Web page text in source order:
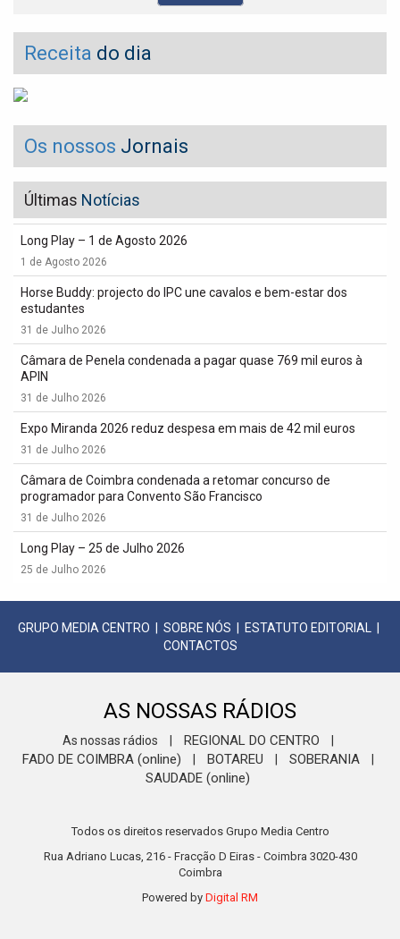
Receita do dia
Os nossos Jornais
Últimas Notícias
Long Play – 1 de Agosto 2026
1 de Agosto 2026
Horse Buddy: projecto do IPC une cavalos e bem-estar dos
estudantes
31 de Julho 2026
Câmara de Penela condenada a pagar quase 769 mil euros à
APIN
31 de Julho 2026
Expo Miranda 2026 reduz despesa em mais de 42 mil euros
31 de Julho 2026
Câmara de Coimbra condenada a retomar concurso de
programador para Convento São Francisco
31 de Julho 2026
Long Play – 25 de Julho 2026
25 de Julho 2026
GRUPO MEDIA CENTRO SOBRE NÓS ESTATUTO EDITORIAL
CONTACTOS
AS NOSSAS RÁDIOS
As nossas rádios REGIONAL DO CENTRO
FADO DE COIMBRA (online) BOTAREU SOBERANIA
SAUDADE (online)
Todos os direitos reservados Grupo Media Centro
Rua Adriano Lucas, 216 - Fracção D Eiras - Coimbra 3020-430
Coimbra
Powered by Digital RM